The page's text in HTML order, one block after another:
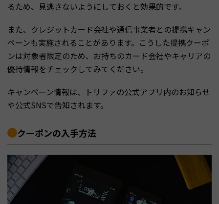
るため、見逃さないようにしておくと効果的です。
また、クレジットカード会社や通信事業者との提携キャン
ペーンも実施されることがあります。こうした提携クーポ
ンは対象者限定のため、お持ちのカード会社やキャリアの
優待情報をチェックしてみてください。
キャンペーン情報は、トリファの公式アプリ内のお知らせ
や公式SNSで告知されます。
クーポンの入手方法